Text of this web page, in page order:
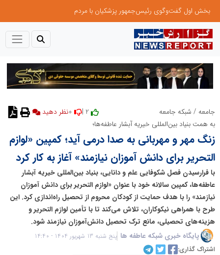
بخش اول گفت‌وگوی رئیس‌جمهور پزشکیان با مردم
جامعه / شبکه جامعه
نظر دهید
به همت بنیاد بین‌المللی خیریه آبشار عاطفه‌ها؛
زنگ مهر و مهربانی به صدا درمی آید؛ کمپین «لوازم
التحریر برای دانش آموزان نیازمند» آغاز به کار کرد
با فرارسیدن فصل شکوفایی علم و دانایی، بنیاد بین‌المللی خیریه آبشار
عاطفه‌ها، کمپین سالانه خود با عنوان «لوازم التحریر برای دانش آموزان
نیازمند» را با هدف حمایت از کودکان محروم از تحصیل راه‌اندازی کرد. این
طرح با همراهی نیکوکاران، تلاش می‌کند تا با تأمین لوازم التحریر و
هزینه‌های تحصیلی، مانع ترک تحصیل دانش‌آموزان نیازمند شود.
پایگاه خبری شبکه عاطفه ها پنج شنبه 13 شهریور 1404 - 14:40
اشتراک گذاری: